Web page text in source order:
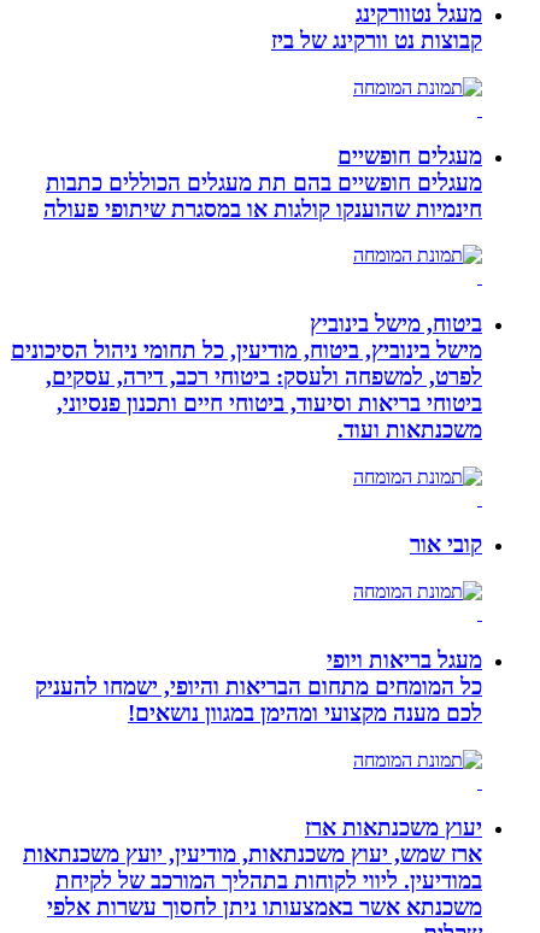
מעגל נטוורקינג
קבוצות נט וורקינג של ביז
מעגלים חופשיים
מעגלים חופשיים בהם תת מעגלים הכוללים כתבות
חינמיות שהוענקו קולגות או במסגרת שיתופי פעולה
ביטוח, מישל בינוביץ
מישל בינוביץ, ביטוח, מודיעין, כל תחומי ניהול הסיכונים
לפרט, למשפחה ולעסק: ביטוחי רכב, דירה, עסקים,
ביטוחי בריאות וסיעוד, ביטוחי חיים ותכנון פנסיוני,
משכנתאות ועוד.
קובי אור
מעגל בריאות ויופי
כל המומחים מתחום הבריאות והיופי, ישמחו להעניק
לכם מענה מקצועי ומהימן במגוון נושאים!
יעוץ משכנתאות ארז
ארז שמש, יעוץ משכנתאות, מודיעין, יועץ משכנתאות
במודיעין. ליווי לקוחות בתהליך המורכב של לקיחת
משכנתא אשר באמצעותו ניתן לחסוך עשרות אלפי